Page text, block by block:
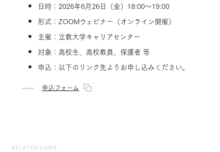
日時：2026年6月26日（金）18:00～19:00
形式：ZOOMウェビナー（オンライン開催）
主催：立教大学キャリアセンター
対象：高校生、高校教員、保護者 等
申込：以下のリンク先よりお申し込みください。
申込フォーム
RELATED LINKS